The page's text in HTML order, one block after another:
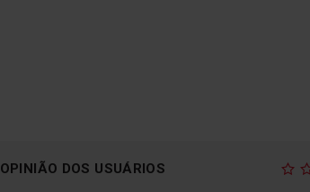
OPINIÃO DOS USUÁRIOS